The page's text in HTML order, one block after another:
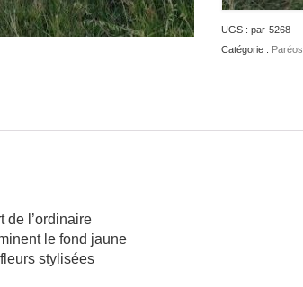
UGS : par-5268
Catégorie : Paréos
de l’ordinaire
le fond jaune
stylisées